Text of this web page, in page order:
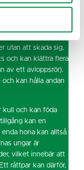
tänder inte ska bli
utan att skada sig,
och kan klättra flera
av ett avloppsrör).
kan hålla andan
kull och kan föda
kan en
hona kan alltså
ungar är
vilket innebär att
råttpar kan därför,